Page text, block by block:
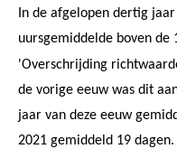
In de afgelopen dertig
uursgemiddelde boven de
'Overschrijding
de vorige eeuw was dit
jaar van deze eeuw
2021 gemiddeld 19